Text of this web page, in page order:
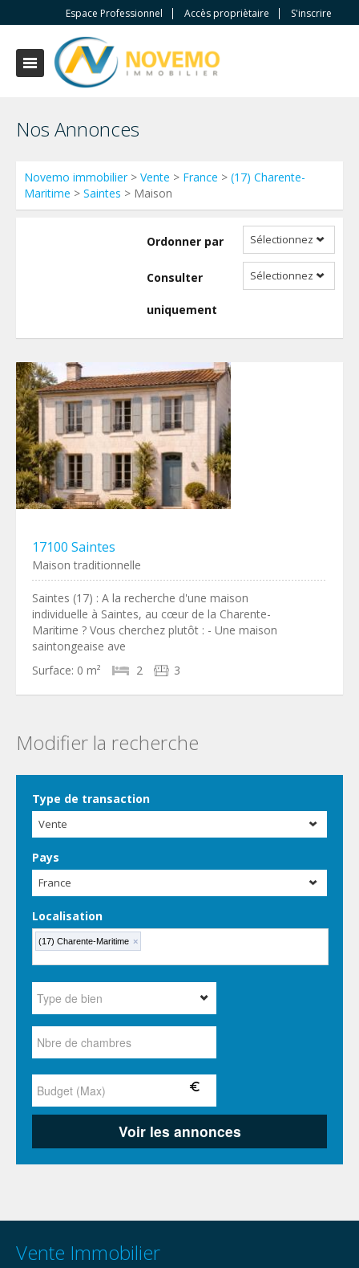
Espace Professionnel Accès propriètaire S'inscrire
Nos Annonces
Novemo immobilier> Vente > France > (17) Charente-
Maritime > Saintes > Maison
Ordonner par Sélectionnez
Consulter
uniquement
Sélectionnez
17100 Saintes
Maison traditionnelle
Saintes (17) : A la recherche d'une maison
individuelle à Saintes, au cœur de la Charente-
Maritime ? Vous cherchez plutôt : - Une maison
saintongeaise ave
Surface: 0 m² 2 3
Modifier la recherche
Type de transaction
Vente
Pays
France
Localisation
(17) Charente-Maritime ×
Vente Immobilier